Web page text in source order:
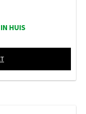
HUIS